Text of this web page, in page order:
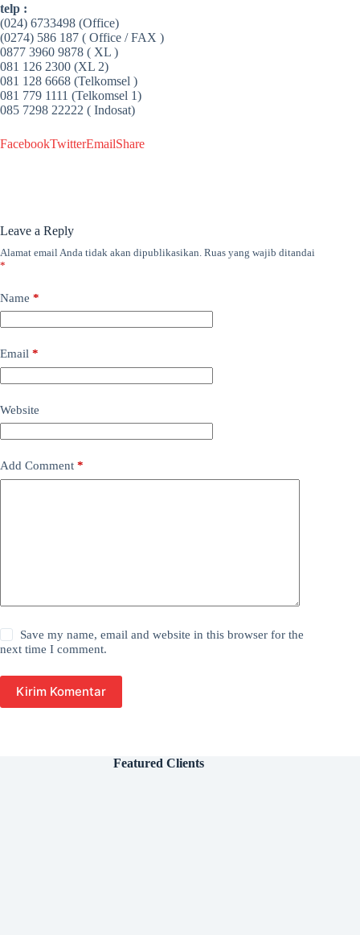
telp :
(024) 6733498 (Office)
(0274) 586 187 ( Office / FAX )
0877 3960 9878 ( XL )
081 126 2300 (XL 2)
081 128 6668 (Telkomsel )
081 779 1111 (Telkomsel 1)
085 7298 22222 ( Indosat)
FacebookTwitterEmailShare
Leave a Reply
Alamat email Anda tidak akan dipublikasikan. Ruas yang wajib ditandai
*
Name *
Email *
Website
Add Comment *
Save my name, email and website in this browser for the
next time I comment.
Kirim Komentar
Featured Clients